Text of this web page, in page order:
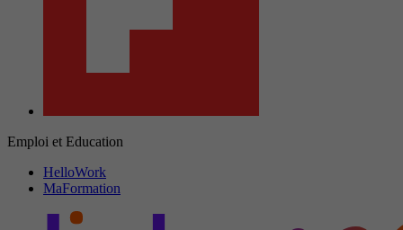
Emploi et Education
HelloWork
MaFormation